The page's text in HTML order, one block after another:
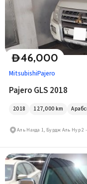
D46,000
MitsubishiPajero
Pajero GLS 2018
2018 127,000 km
Аль Нахда 1, Бурдж Аль Нур 2